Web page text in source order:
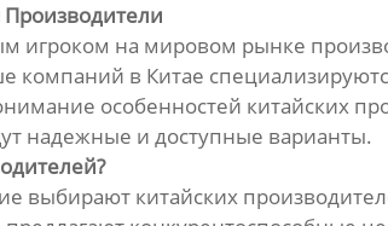
игроком на мировом рынке
компаний в Китае
особенностей китайских
надежные и доступные варианты.
выбирают китайских